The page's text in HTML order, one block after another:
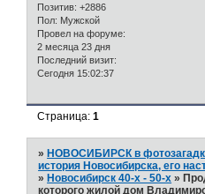
Позитив: +2886
Пол: Мужской
Провел на форуме:
2 месяца 23 дня
Последний визит:
Сегодня 15:02:37
Страница:1
»НОВОСИБИРСК в
история Новосибирска, его
»Новосибирск 40-х - 50-х »
которого жилой дом